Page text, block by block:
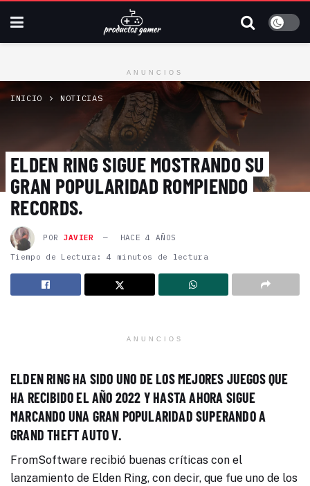
ANUNCIOS
INICIO NOTICIAS
ELDEN RING SIGUE MOSTRANDO SU
GRAN POPULARIDAD ROMPIENDO
RECORDS.
POR JAVIER
HACE 4 AÑOS
Tiempo de Lectura: 4 minutos de lectura
ANUNCIOS
ELDEN RING HA SIDO UNO DE LOS MEJORES JUEGOS QUE
HA RECIBIDO EL AÑO 2022 Y HASTA AHORA SIGUE
MARCANDO UNA GRAN POPULARIDAD SUPERANDO A
GRAND THEFT AUTO V.
FromSoftware recibió buenas críticas con el
lanzamiento de Elden Ring, con decir, que fue uno de los